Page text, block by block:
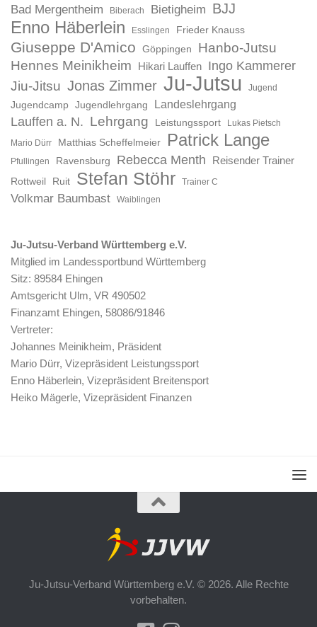
Bad Mergentheim Biberach Bietigheim BJJ
Enno Häberlein Esslingen Frieder Knauss
Giuseppe D'Amico Göppingen
Hanbo-Jutsu
Hennes Meinikheim
Hikari Lauffen Ingo Kammerer
Jiu-Jitsu Jonas Zimmer Ju-Jutsu Jugend
Jugendcamp Jugendlehrgang Landeslehrgang
Lauffen a. N. Lehrgang Leistungssport
Lukas Pietsch
Mario Dürr
Matthias Scheffelmeier Patrick Lange
Pfullingen Ravensburg Rebecca Menth Reisender Trainer
Rottweil Ruit Stefan Stöhr Trainer C
Volkmar Baumbast Waiblingen
Ju-Jutsu-Verband Württemberg e.V.
Mitglied im Landessportbund Württemberg
Sitz: 89584 Ehingen
Amtsgericht Ulm, VR 490502
Finanzamt Ehingen, 58086/91846
Vertreter:
Johannes Meinikheim, Präsident
Mario Dürr, Vizepräsident Leistungssport
Enno Häberlein, Vizepräsident Breitensport
Heiko Mägerle, Vizepräsident Finanzen
Ju-Jutsu-Verband Württemberg e.V. © 2026. Alle Rechte
vorbehalten.